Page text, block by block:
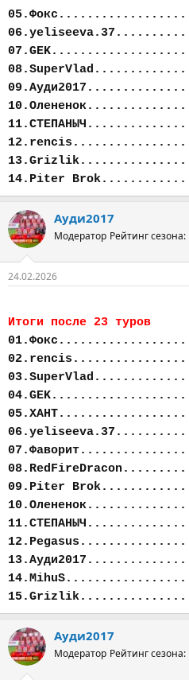
14.Piter
Ауди2017
Модератор Рейтинг сезона:
24.02.2026
Итоги после 23 туров
09.Piter
Ауди2017
Модератор Рейтинг сезона: